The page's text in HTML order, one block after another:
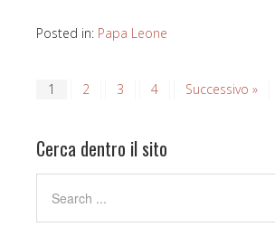
Posted in: Papa Leone
1 2 3 4 Successivo »
Cerca dentro il sito